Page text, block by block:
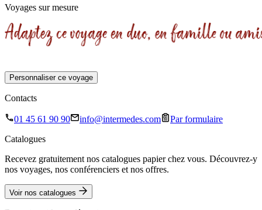
Voyages sur mesure
Personnaliser ce voyage
Contacts
01 45 61 90 90 info@intermedes.com
Par formulaire
Catalogues
Recevez gratuitement nos catalogues papier chez vous. Découvrez-y
nos voyages, nos conférenciers et nos offres.
Voir nos catalogues